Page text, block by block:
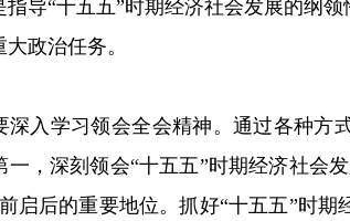
导“十五五”时期经济社会发展的纲
政治任务。
深入学习领会全会精神。通过各种方
一，深刻领会“十五五”时期经济社会
启后的重要地位。抓好“十五五”时